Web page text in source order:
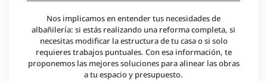
Nos implicamos en entender tus necesidades de
albañilería: si estás realizando una reforma completa, si
necesitas modificar la estructura de tu casa o si solo
requieres trabajos puntuales. Con esa información, te
proponemos las mejores soluciones para alinear las obras
a tu espacio y presupuesto.